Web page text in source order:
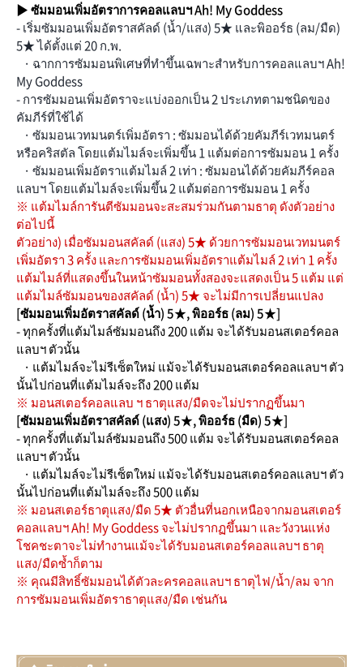
▶ ซัมมอนเพิ่มอัตราการคอลแลบฯ Ah! My Goddess
- เริ่มซัมมอนเพิ่มอัตราสคัลด์ (น้ำ/แสง) 5★ และพิออร์ธ (ลม/มืด)
5★ ได้ตั้งแต่ 20 ก.พ.
· ฉากการซัมมอนพิเศษที่ทำขึ้นเฉพาะสำหรับการคอลแลบฯ Ah!
My Goddess
- การซัมมอนเพิ่มอัตราจะแบ่งออกเป็น 2 ประเภทตามชนิดของ
คัมภีร์ที่ใช้ได้
· ซัมมอนเวทมนตร์เพิ่มอัตรา : ซัมมอนได้ด้วยคัมภีร์เวทมนตร์
หรือคริสตัล โดยแต้มไมล์จะเพิ่มขึ้น 1 แต้มต่อการซัมมอน 1 ครั้ง
· ซัมมอนเพิ่มอัตราแต้มไมล์ 2 เท่า : ซัมมอนได้ด้วยคัมภีร์คอล
แลบฯ โดยแต้มไมล์จะเพิ่มขึ้น 2 แต้มต่อการซัมมอน 1 ครั้ง
※ แต้มไมล์การันตีซัมมอนจะสะสมร่วมกันตามธาตุ ดังตัวอย่าง
ต่อไปนี้
ตัวอย่าง) เมื่อซัมมอนสคัลด์ (แสง) 5★ ด้วยการซัมมอนเวทมนตร์
เพิ่มอัตรา 3 ครั้ง และการซัมมอนเพิ่มอัตราแต้มไมล์ 2 เท่า 1 ครั้ง
แต้มไมล์ที่แสดงขึ้นในหน้าซัมมอนทั้งสองจะแสดงเป็น 5 แต้ม แต่
แต้มไมล์ซัมมอนของสคัลด์ (น้ำ) 5★ จะไม่มีการเปลี่ยนแปลง
[ซัมมอนเพิ่มอัตราสคัลด์ (น้ำ) 5★, พิออร์ธ (ลม) 5★]
- ทุกครั้งที่แต้มไมล์ซัมมอนถึง 200 แต้ม จะได้รับมอนสเตอร์คอล
แลบฯ ตัวนั้น
· แต้มไมล์จะไม่รีเซ็ตใหม่ แม้จะได้รับมอนสเตอร์คอลแลบฯ ตัว
นั้นไปก่อนที่แต้มไมล์จะถึง 200 แต้ม
※ มอนสเตอร์คอลแลบ ฯ ธาตุแสง/มืดจะไม่ปรากฏขึ้นมา
[ซัมมอนเพิ่มอัตราสคัลด์ (แสง) 5★, พิออร์ธ (มืด) 5★]
- ทุกครั้งที่แต้มไมล์ซัมมอนถึง 500 แต้ม จะได้รับมอนสเตอร์คอล
แลบฯ ตัวนั้น
· แต้มไมล์จะไม่รีเซ็ตใหม่ แม้จะได้รับมอนสเตอร์คอลแลบฯ ตัว
นั้นไปก่อนที่แต้มไมล์จะถึง 500 แต้ม
※ มอนสเตอร์ธาตุแสง/มืด 5★ ตัวอื่นที่นอกเหนือจากมอนสเตอร์
คอลแลบฯ Ah! My Goddess จะไม่ปรากฏขึ้นมา และวังวนแห่ง
โชคชะตาจะไม่ทำงานแม้จะได้รับมอนสเตอร์คอลแลบฯ ธาตุ
แสง/มืดซ้ำก็ตาม
※ คุณมีสิทธิ์ซัมมอนได้ตัวละครคอลแลบฯ ธาตุไฟ/น้ำ/ลม จาก
การซัมมอนเพิ่มอัตราธาตุแสง/มืด เช่นกัน